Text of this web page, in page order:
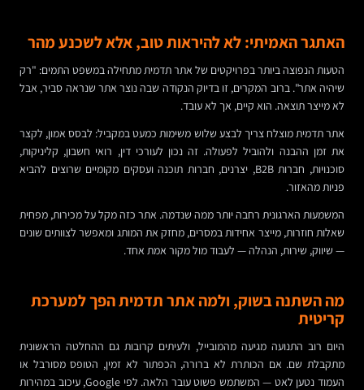
האתגר האמיתי: לא להיראות טוב, אלא לשכנע מהר
הטעות הנפוצה ביותר בפרויקטים של אתר תדמית מתחילה במשפט התמים: "רק
שיהיה אתר". ברוב המקרים, זו בדיוק הנקודה שבה נוצר אתר שנראה סביר, אבל
לא מייצר תוצאה. הוא קיים, אך לא עובד.
אתר תדמית מוצלח צריך לבצע שלוש משימות כמעט במקביל: לבסס אמון, לקצר
את זמן ההבנה ולהוביל לפעולה. זה נכון לעורכי דין, רואי חשבון, קליניקות,
סוכנויות, חברות B2B, יצרנים, חברות תוכנה ועסקים מקומיים שרוצים להביא
פניות מהאזור.
המשמעות הארגונית רחבה יותר ממה שנדמה. אתר כזה מקל על מכירות, מפחית
שאלות חוזרות, מייצר אחידות במסרים, מחזק את המותג ומאפשר לצוותים שונים
— שיווק, שירות, הנהלה — לעבוד מול מקור אמת אחד.
מה השתנה בשוק, ולמה אתר תדמית הפך למערכת
קריטית
היום רוב התנועה מגיעה מהמובייל, ולעיתים קרובות גם ההחלטה הראשונית
מתקבלת שם. אם הכותרת לא ברורה, הכפתור לא זמין, הטופס מסורבל או
העמוד נטען לאט — המשתמש פשוט עובר הלאה. לפי Google, עיכוב במהירות